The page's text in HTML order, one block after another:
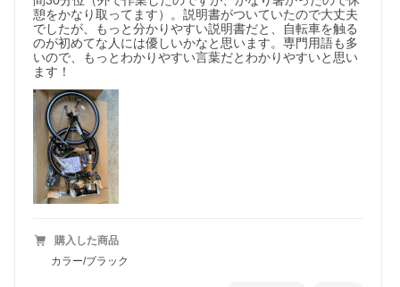
憩をかなり取ってます）。説明書がついていたので大丈夫
でしたが、もっと分かりやすい説明書だと、自転車を触る
のが初めてな人には優しいかなと思います。専門用語も多
いので、もっとわかりやすい言葉だとわかりやすいと思い
ます！
購入した商品
カラー/ブラック